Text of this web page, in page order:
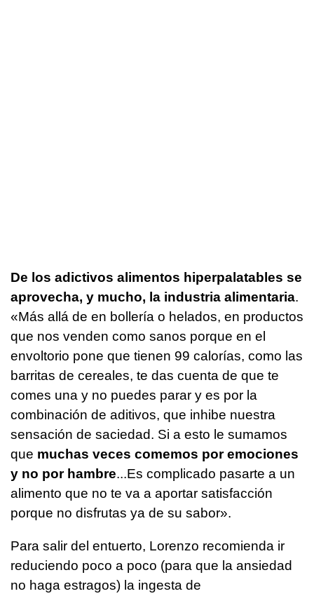
De los adictivos alimentos hiperpalatables se
aprovecha, y mucho, la industria alimentaria.
«Más allá de en bollería o helados, en productos
que nos venden como sanos porque en el
envoltorio pone que tienen 99 calorías, como las
barritas de cereales, te das cuenta de que te
comes una y no puedes parar y es por la
combinación de aditivos, que inhibe nuestra
sensación de saciedad. Si a esto le sumamos
que muchas veces comemos por emociones
y no por hambre...Es complicado pasarte a un
alimento que no te va a aportar satisfacción
porque no disfrutas ya de su sabor».
Para salir del entuerto, Lorenzo recomienda ir
reduciendo poco a poco (para que la ansiedad
no haga estragos) la ingesta de